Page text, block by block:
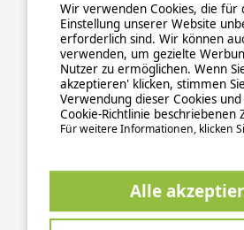
ALLGEMEINE
DATENSCHUTZERKLÄRUNGCOOKIES
Sichere und zuverlässige
Wir verwenden Cookies, die für
Einstellung unserer Website
erforderlich sind. Wir können
verwenden, um gezielte
Nutzer zu ermöglichen. Wenn
akzeptieren' klicken, stimmen
Verwendung dieser Cookies
Cookie-Richtlinie beschriebenen
Für weitere Informationen, klicken
Alle